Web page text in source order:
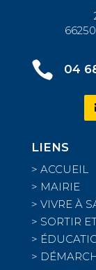
 04
LIENS
> ACCUEIL
> MAIRIE
> VIVRE À
> SORTIR
>
>